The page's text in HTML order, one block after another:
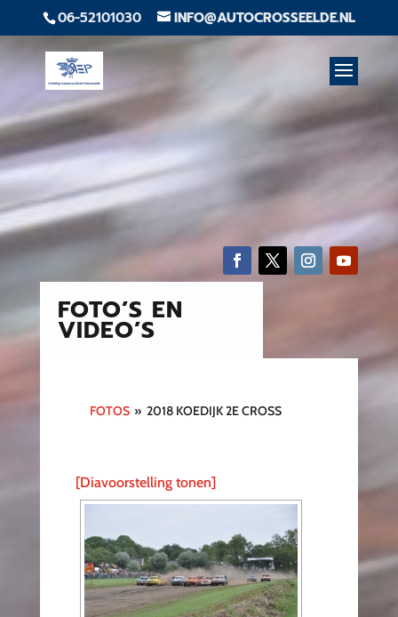
06-52101030 INFO@AUTOCROSSEELDE.NL
FOTO’S EN
VIDEO’S
FOTOS » 2018 KOEDIJK 2E CROSS
[Diavoorstelling tonen]